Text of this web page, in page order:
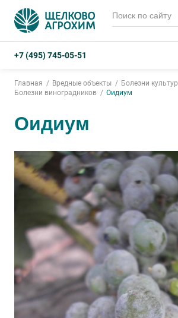
+7 (495) 745-05-51
Главная Вредные объекты
Болезни культур
Болезни виноградников
Оидиум
Оидиум